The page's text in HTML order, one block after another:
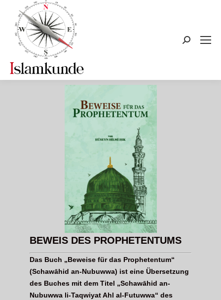
Search:
BEWEIS DES PROPHETENTUMS
Das Buch „Beweise für das Prophetentum“
(Schawāhid an-Nubuwwa) ist eine Übersetzung
des Buches mit dem Titel „Schawāhid an-
Nubuwwa li-Taqwiyat Ahl al-Futuwwa“ des